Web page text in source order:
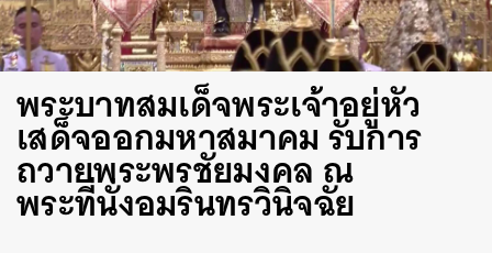
พระบาทสมเด็จพระเจ้าอยู่หัว
เสด็จออกมหาสมาคม รับการ
ถวายพระพรชัยมงคล ณ
พระที่นั่งอมรินทรวินิจฉัย